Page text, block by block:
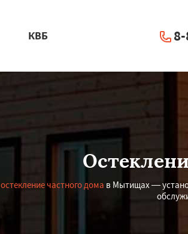
КВБ
остекление частного дома в Мытищах —